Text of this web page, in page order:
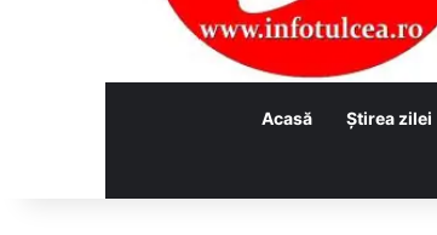
Acasă Ştirea zilei